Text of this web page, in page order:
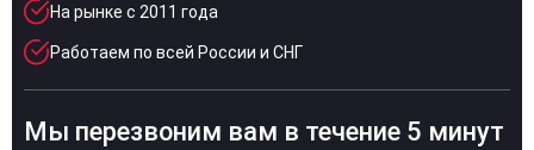
На рынке с 2011 года
Работаем по всей России и СНГ
Мы перезвоним вам в течение 5 минут